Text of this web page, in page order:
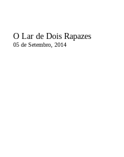
O Lar de Dois Rapazes
05 de Setembro, 2014